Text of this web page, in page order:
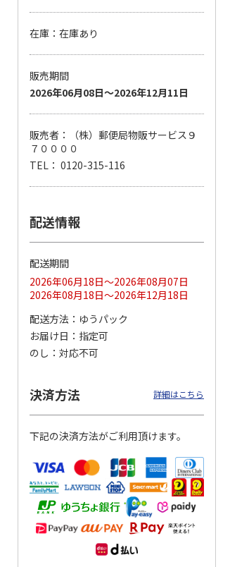
ドジャース 大谷翔
平 日本人最多53試
合連続出塁記念 シ
ル…
17,000円
(送料・税込)
谷翔平 2026 NL 3・
4月投手…
在庫：在庫あり
販売期間
2026年06月08日～2026年12月11日
販売者：（株）郵便局物販サービス９
７００００
TEL： 0120-315-116
配送情報
配送期間
2026年06月18日～2026年08月07日
2026年08月18日～2026年12月18日
配送方法
ゆうパック
お届け日
指定可
のし
対応不可
決済方法 詳細はこちら
下記の決済方法がご利用頂けます。